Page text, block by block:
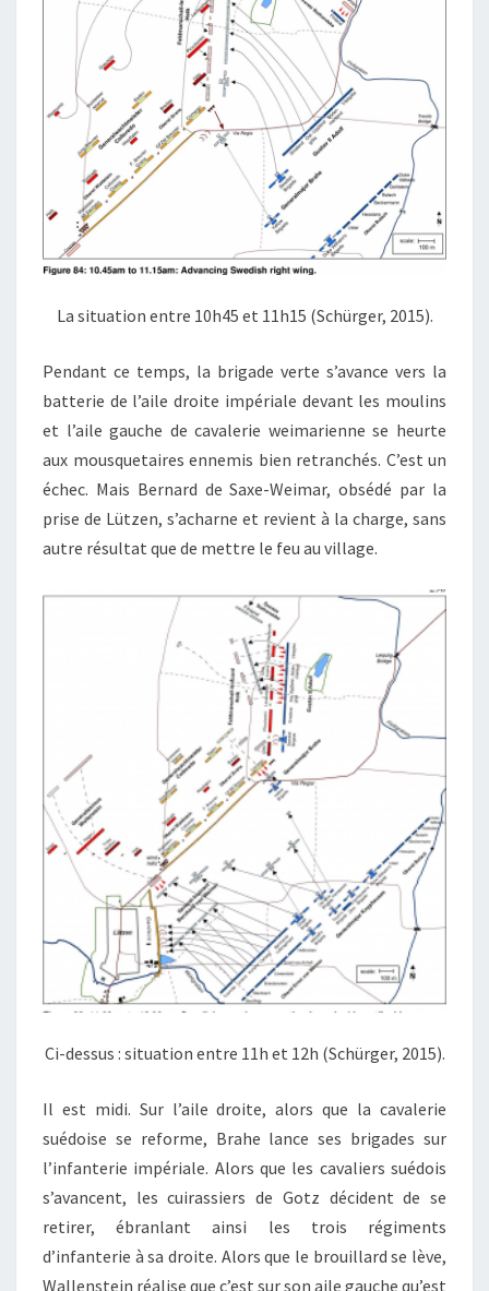
La situation entre 10h45 et 11h15 (Schürger, 2015).
Pendant ce temps, la brigade verte s’avance vers la
batterie de l’aile droite impériale devant les moulins
et l’aile gauche de cavalerie weimarienne se heurte
aux mousquetaires ennemis bien retranchés. C’est un
échec. Mais Bernard de Saxe-Weimar, obsédé par la
prise de Lützen, s’acharne et revient à la charge, sans
autre résultat que de mettre le feu au village.
Ci-dessus : situation entre 11h et 12h (Schürger, 2015).
Il est midi. Sur l’aile droite, alors que la cavalerie
suédoise se reforme, Brahe lance ses brigades sur
l’infanterie impériale. Alors que les cavaliers suédois
s’avancent, les cuirassiers de Gotz décident de se
retirer, ébranlant ainsi les trois régiments
d’infanterie à sa droite. Alors que le brouillard se lève,
Wallenstein réalise que c’est sur son aile gauche qu’est